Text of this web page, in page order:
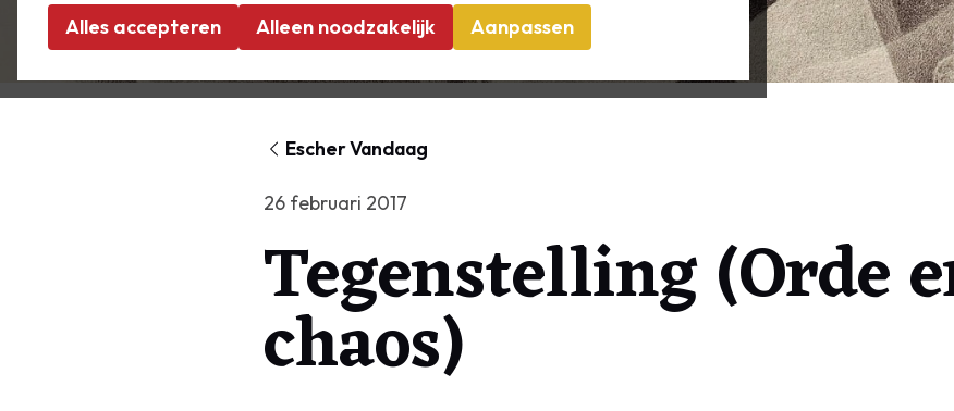
Alles accepteren Alleen noodzakelijk Aanpassen
Escher Vandaag
26 februari 2017
Tegenstelling (Orde
chaos)